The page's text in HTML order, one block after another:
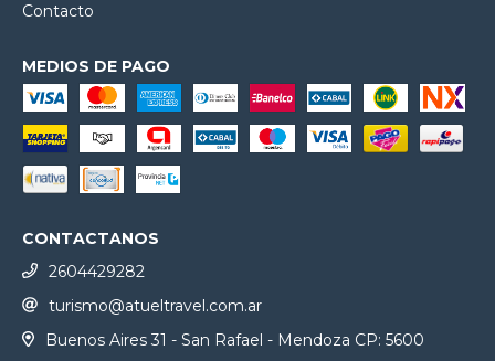
Contacto
MEDIOS DE PAGO
CONTACTANOS
2604429282
turismo@atueltravel.com.ar
Buenos Aires 31 - San Rafael - Mendoza CP: 5600